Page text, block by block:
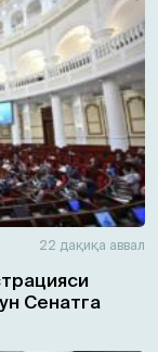
22 дақиқа аввал
Сенатга